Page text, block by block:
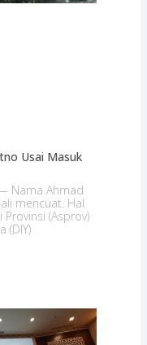
Usai Masuk
— Nama Ahmad
mencuat. Hal
(Asprov)
(DIY)